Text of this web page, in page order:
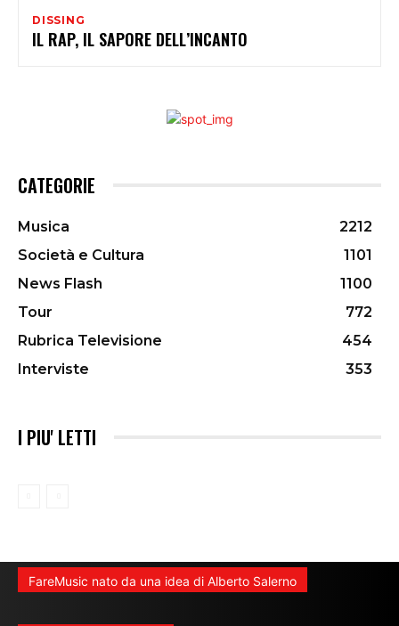
DISSING
IL RAP, IL SAPORE DELL’INCANTO
CATEGORIE
Musica
2212
Società e Cultura
1101
News Flash
1100
Tour
772
Rubrica Televisione
454
Interviste
353
I PIU' LETTI
FareMusic nato da una idea di Alberto Salerno